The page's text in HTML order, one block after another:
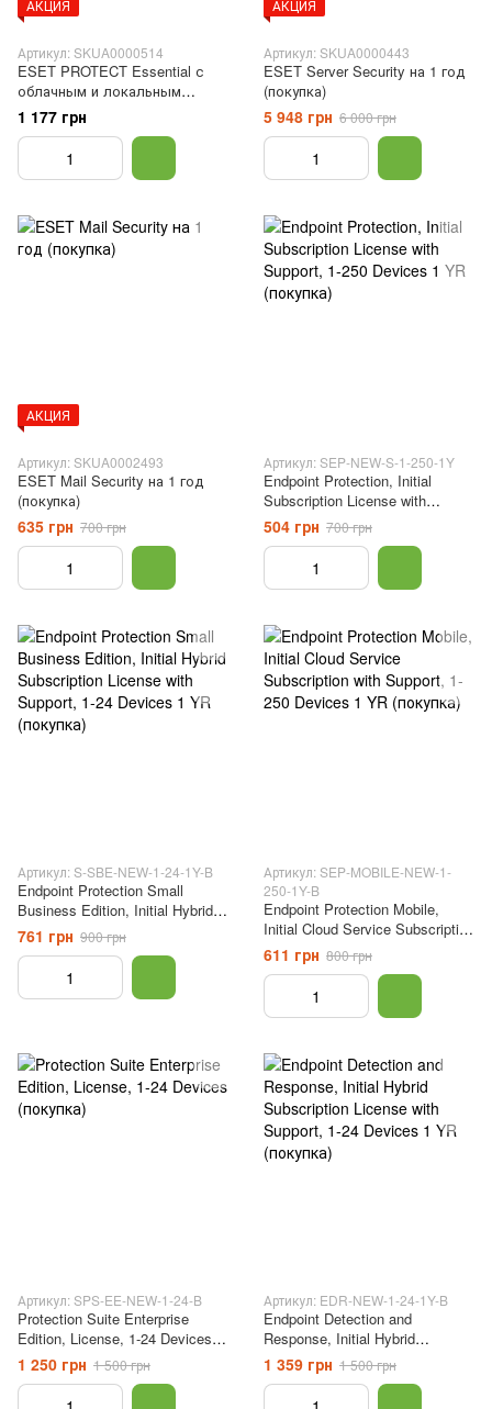
АКЦИЯ
Артикул: SKUA0000514
ESET PROTECT Essential с
облачным и локальным
управлением на 1 год
(покупка)
1 177 грн
АКЦИЯ
Артикул: SKUA0000443
ESET Server Security на 1 год
(покупка)
5 948 грн 6 000 грн
АКЦИЯ
Артикул: SKUA0002493
ESET Mail Security на 1 год
(покупка)
635 грн 700 грн
Артикул: SEP-NEW-S-1-250-1Y
Endpoint Protection, Initial
Subscription License with
Support, 1-250 Devices 1 YR
(покупка)
504 грн 700 грн
Артикул: S-SBE-NEW-1-24-1Y-B
Endpoint Protection Small
Business Edition, Initial Hybrid
Subscription License with
Support, 1-24 Devices 1 YR
(покупка)
761 грн 900 грн
Артикул: SEP-MOBILE-NEW-1-
250-1Y-B
Endpoint Protection Mobile,
Initial Cloud Service Subscription
with Support, 1-250 Devices 1
YR (покупка)
611 грн 800 грн
Артикул: SPS-EE-NEW-1-24-B
Protection Suite Enterprise
Edition, License, 1-24 Devices
(покупка)
1 250 грн 1 500 грн
Артикул: EDR-NEW-1-24-1Y-B
Endpoint Detection and
Response, Initial Hybrid
Subscription License with
Support, 1-24 Devices 1 YR
(покупка)
1 359 грн 1 500 грн